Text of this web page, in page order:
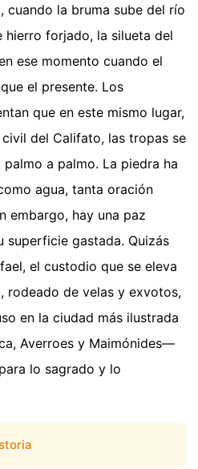
cuando la bruma sube del río
hierro forjado, la silueta del
ese momento cuando el
el presente. Los
que en este mismo lugar,
del Califato, las tropas se
a palmo. La piedra ha
agua, tanta oración
embargo, hay una paz
superficie gastada. Quizás
el custodio que se eleva
rodeado de velas y exvotos,
en la ciudad más ilustrada
Averroes y Maimónides—
lo sagrado y lo